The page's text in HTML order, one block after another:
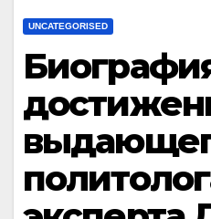
UNCATEGORISED